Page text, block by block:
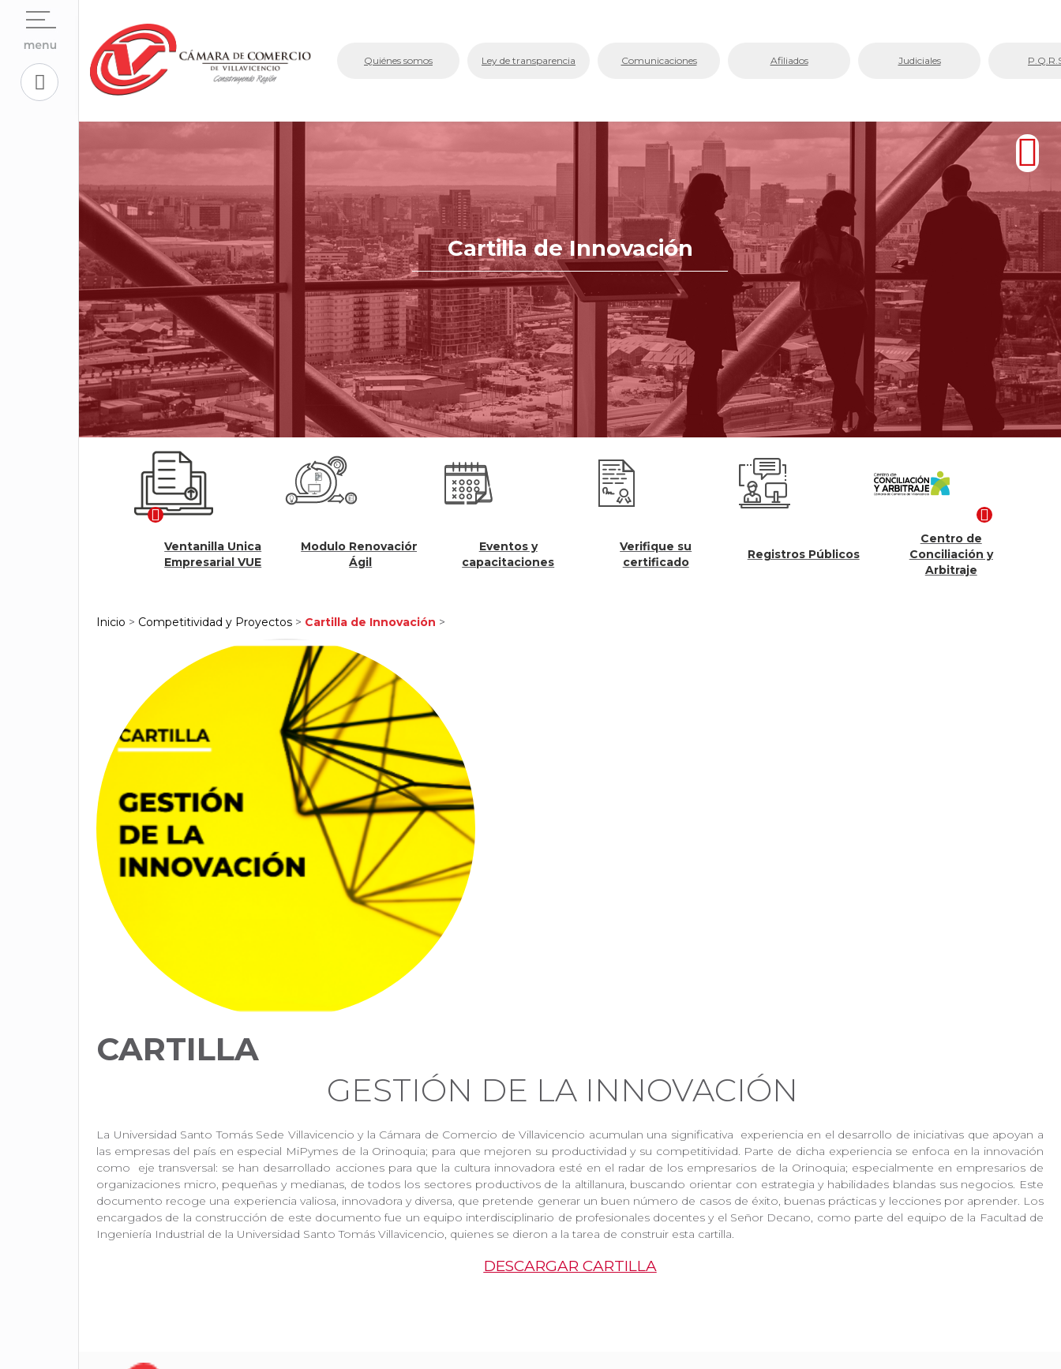
La Cámara
Servicios En Línea.
Open submenu (Competitividad y Proyectos)
Trabaje con Nosotros
Open submenu (Aplicativos Corporativos.)
Aplicativos Corporativos.
Ventanilla Unica
Empresarial VUE
Modulo Renovación
Eventos y
capacitaciones
Verifique su
certificado
Registros Públicos
Centro de
Conciliación y
Arbitraje
Inicio > Competitividad y Proyectos > Cartilla de Innovación >
Cartilla de Innovación
CARTILLA
GESTIÓN DE LA INNOVACIÓN
La Universidad Santo Tomás Sede Villavicencio y la Cámara de Comercio de Villavicencio acumulan una significativa experiencia en el desarrollo de iniciativas que apoyan a
las empresas del país en especial MiPymes de la Orinoquia; para que mejoren su productividad y su competitividad. Parte de dicha experiencia se enfoca en la innovación
como eje transversal: se han desarrollado acciones para que la cultura innovadora esté en el radar de los empresarios de la Orinoquia; especialmente en empresarios de
organizaciones micro, pequeñas y medianas, de todos los sectores productivos de la altillanura, buscando orientar con estrategia y habilidades blandas sus negocios. Este
documento recoge una experiencia valiosa, innovadora y diversa, que pretende generar un buen número de casos de éxito, buenas prácticas y lecciones por aprender. Los
encargados de la construcción de este documento fue un equipo interdisciplinario de profesionales docentes y el Señor Decano, como parte del equipo de la Facultad de
Ingeniería Industrial de la Universidad Santo Tomás Villavicencio, quienes se dieron a la tarea de construir esta cartilla.
DESCARGAR CARTILLA
Quiénes somos Ley de transparencia Comunicaciones Afiliados Judiciales